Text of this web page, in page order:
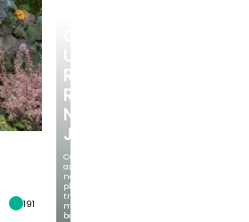
UM
RECANTO
REFRESCANTE
NO
JARDIM
Com
as
nossas
plantas
trepadeiras
mais
bonitas!
191